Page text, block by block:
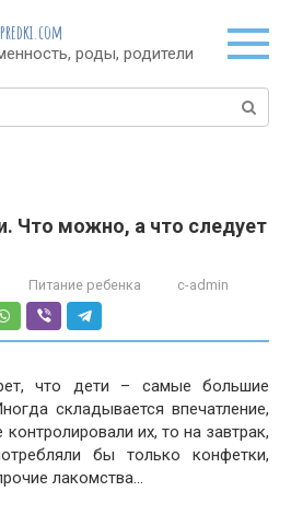
роды, родители
Что можно, а что следует
Питание ребенка c-admin
что дети – самые большие
складывается впечатление,
их, то на завтрак,
бы только конфетки,
лакомства…